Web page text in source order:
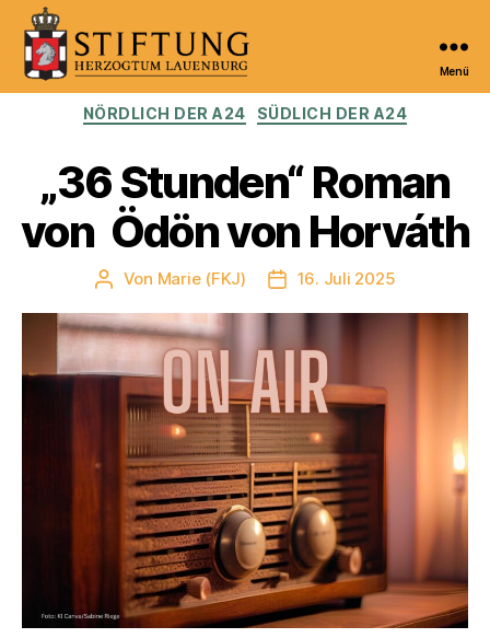
Kulturportal
Herzogtum
Lauenburg
Menü
Kategorien
NÖRDLICH DER A24 SÜDLICH DER A24
„36 Stunden“ Roman
von Ödön von Horváth
Beitragsautor
Von Marie (FKJ) Veröffentlichungsdatum
16. Juli 2025